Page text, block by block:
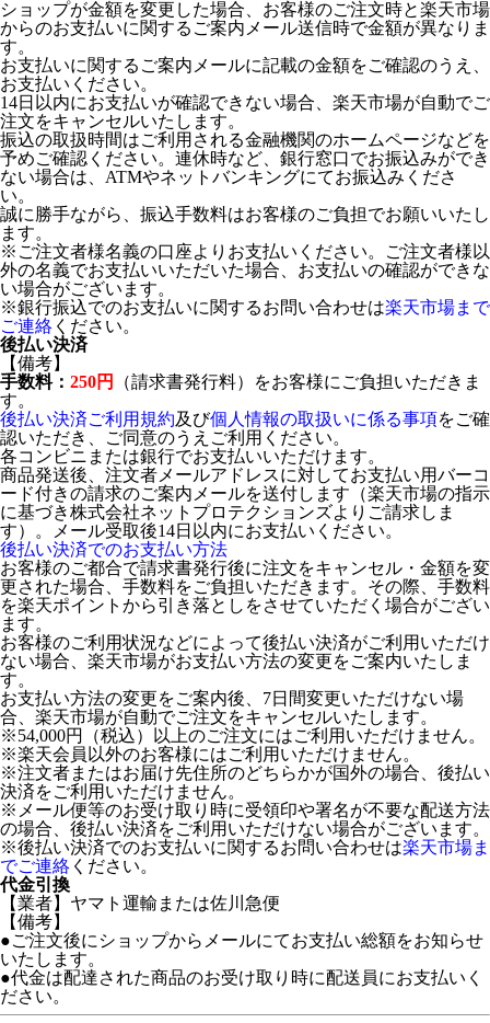
ショップが金額を変更した場合、お客様のご注文時と楽天市場
からのお支払いに関するご案内メール送信時で金額が異なりま
す。
お支払いに関するご案内メールに記載の金額をご確認のうえ、
お支払いください。
14日以内にお支払いが確認できない場合、楽天市場が自動でご
注文をキャンセルいたします。
振込の取扱時間はご利用される金融機関のホームページなどを
予めご確認ください。連休時など、銀行窓口でお振込みができ
ない場合は、ATMやネットバンキングにてお振込みくださ
い。
誠に勝手ながら、振込手数料はお客様のご負担でお願いいたし
ます。
※ご注文者様名義の口座よりお支払いください。ご注文者様以
外の名義でお支払いいただいた場合、お支払いの確認ができな
い場合がございます。
※銀行振込でのお支払いに関するお問い合わせは楽天市場まで
ご連絡 ください。
後払い決済
【備考】
手数料： 250円
（請求書発行料）をお客様にご負担いただきま
す。
後払い決済ご利用規約及び個人情報の取扱いに係る事項をご確
認いただき、ご同意のうえご利用ください。
各コンビニまたは銀行でお支払いいただけます。
商品発送後、注文者メールアドレスに対してお支払い用バーコ
ード付きの請求のご案内メールを送付します（楽天市場の指示
に基づき株式会社ネットプロテクションズよりご請求しま
す）。メール受取後14日以内にお支払いください。
後払い決済でのお支払い方法
お客様のご都合で請求書発行後に注文をキャンセル・金額を変
更された場合、手数料をご負担いただきます。その際、手数料
を楽天ポイントから引き落としをさせていただく場合がござい
ます。
お客様のご利用状況などによって後払い決済がご利用いただけ
ない場合、楽天市場がお支払い方法の変更をご案内いたしま
す。
お支払い方法の変更をご案内後、7日間変更いただけない場
合、楽天市場が自動でご注文をキャンセルいたします。
※54,000円（税込）以上のご注文にはご利用いただけません。
※楽天会員以外のお客様にはご利用いただけません。
※注文者またはお届け先住所のどちらかが国外の場合、後払い
決済をご利用いただけません。
※メール便等のお受け取り時に受領印や署名が不要な配送方法
の場合、後払い決済をご利用いただけない場合がございます。
※後払い決済でのお支払いに関するお問い合わせは楽天市場ま
でご連絡 ください。
代金引換
【業者】ヤマト運輸または佐川急便
【備考】
●ご注文後にショップからメールにてお支払い総額をお知らせ
いたします。
●代金は配達された商品のお受け取り時に配送員にお支払いく
ださい。